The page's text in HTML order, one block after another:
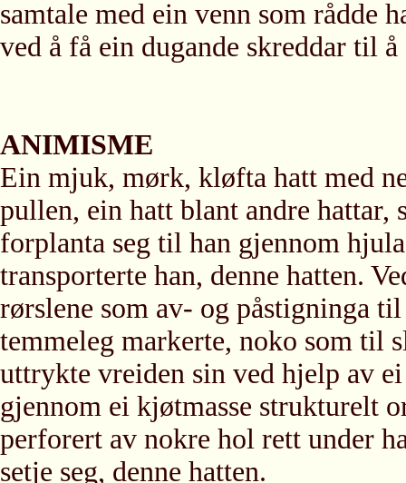
samtale med ein venn som rådde
ved å få ein dugande skreddar til
ANIMISME
Ein mjuk, mørk, kløfta hatt med
pullen, ein hatt blant andre
forplanta seg til han gjennom
transporterte han, denne hatten.
rørslene som av- og påstigninga
temmeleg markerte, noko som til
uttrykte vreiden sin ved hjelp av
gjennom ei kjøtmasse strukturelt
perforert av nokre hol rett under
setje seg, denne hatten.